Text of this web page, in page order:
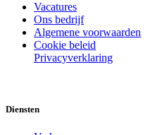
Vacatures
Ons bedrijf
Algemene voorwaarden
Cookie beleid
Privacyverklaring
Diensten